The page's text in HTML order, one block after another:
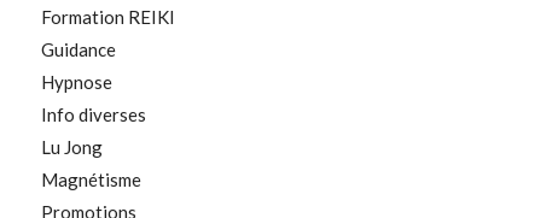
Formation REIKI
Guidance
Hypnose
Info diverses
Lu Jong
Magnétisme
Promotions